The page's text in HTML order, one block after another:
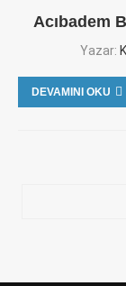
Acıbadem
Yazar:
DEVAMINI OKU